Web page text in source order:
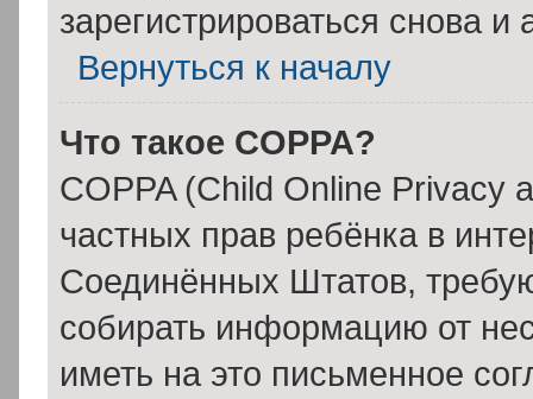
зарегистрироваться снова и
Вернуться к началу
Что такое COPPA?
COPPA (Child Online Privacy
частных прав ребёнка в
Соединённых Штатов,
собирать информацию от
иметь на это письменное